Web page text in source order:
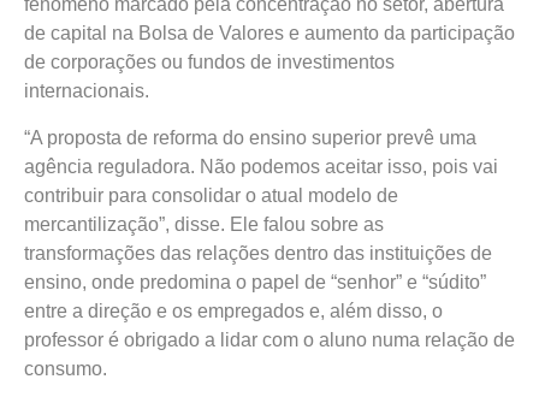
fenômeno marcado pela concentração no setor, abertura
de capital na Bolsa de Valores e aumento da participação
de corporações ou fundos de investimentos
internacionais.
“A proposta de reforma do ensino superior prevê uma
agência reguladora. Não podemos aceitar isso, pois vai
contribuir para consolidar o atual modelo de
mercantilização”, disse. Ele falou sobre as
transformações das relações dentro das instituições de
ensino, onde predomina o papel de “senhor” e “súdito”
entre a direção e os empregados e, além disso, o
professor é obrigado a lidar com o aluno numa relação de
consumo.